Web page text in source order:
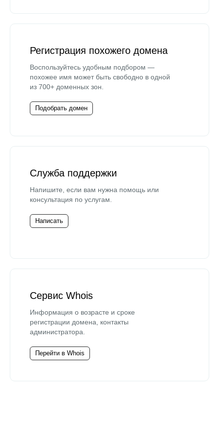
Регистрация похожего домена
Воспользуйтесь удобным подбором —
похожее имя может быть свободно в одной
из 700+ доменных зон.
Подобрать домен
Служба поддержки
Напишите, если вам нужна помощь или
консультация по услугам.
Написать
Сервис Whois
Информация о возрасте и сроке
регистрации домена, контакты
администратора.
Перейти в Whois